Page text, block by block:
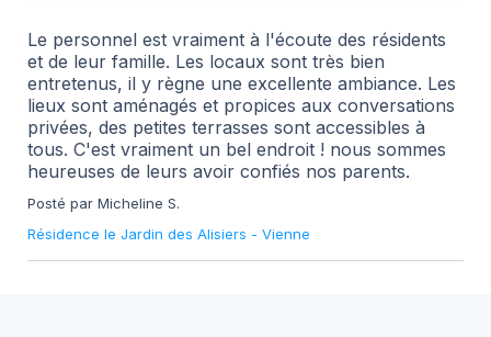
Le personnel est vraiment à l'écoute des résidents
et de leur famille. Les locaux sont très bien
entretenus, il y règne une excellente ambiance. Les
lieux sont aménagés et propices aux conversations
privées, des petites terrasses sont accessibles à
tous. C'est vraiment un bel endroit ! nous sommes
heureuses de leurs avoir confiés nos parents.
Posté par Micheline S.
Résidence le Jardin des Alisiers - Vienne